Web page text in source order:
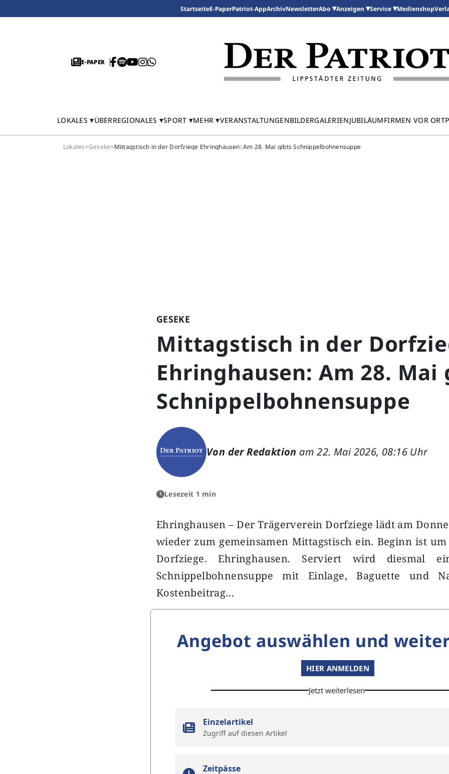
StartseiteE-PaperPatriot-AppArchivNewsletterAbo Anzeigen Service Medienshop
E-PAPER
LOKALES ÜBERREGIONALES SPORT MEHR VERANSTALTUNGENBILDERGALERIENJUBILÄUMFIRMEN VOR ORT
Lokales>Geseke>Mittagstisch in der Dorfziege Ehringhausen: Am 28. Mai gibts Schnippelbohnensuppe
GESEKE
Mittagstisch in der
Ehringhausen: Am 28. Mai
Schnippelbohnensuppe
Von der Redaktion am 22. Mai 2026, 08:16 Uhr
Lesezeit 1 min
Ehringhausen – Der Trägerverein Dorfziege lädt am
wieder zum gemeinsamen Mittagstisch ein. Beginn ist
Dorfziege. Ehringhausen. Serviert wird diesmal
Schnippelbohnensuppe mit Einlage, Baguette und
Kostenbeitrag…
Angebot auswählen und
HIER ANMELDEN
Jetzt weiterlesen
Einzelartikel
Zugriff auf diesen Artikel
Zeitpässe